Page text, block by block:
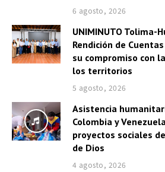
6 agosto, 2026
UNIMINUTO Tolima-
Rendición de
su compromiso con
los territorios
5 agosto, 2026
Asistencia
Colombia y
proyectos sociales
de Dios
4 agosto, 2026